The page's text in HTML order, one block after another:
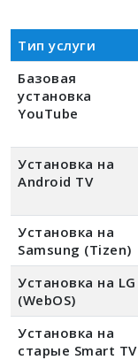
Тип услуги
Базовая
установка
YouTube
Установка на
Android TV
Установка на
Samsung (Tizen)
Установка на LG
(WebOS)
Установка на
старые Smart TV